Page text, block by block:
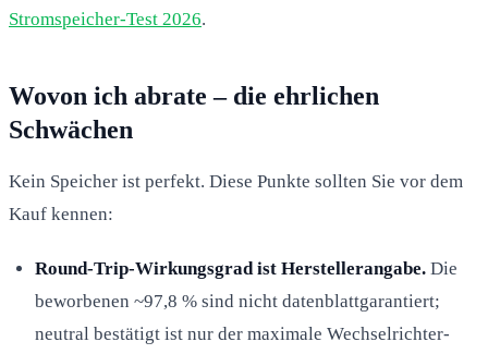
Stromspeicher-Test 2026.
Wovon ich abrate – die ehrlichen
Schwächen
Kein Speicher ist perfekt. Diese Punkte sollten Sie vor dem
Kauf kennen:
Round-Trip-Wirkungsgrad ist Herstellerangabe. Die
beworbenen ~97,8 % sind nicht datenblattgarantiert;
neutral bestätigt ist nur der maximale Wechselrichter-